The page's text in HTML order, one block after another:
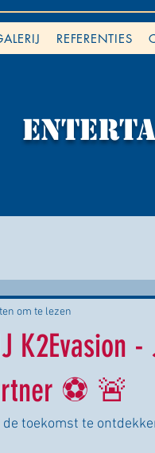
REFERENTIES
K2Evasion -
⚽ 🚨
om te lezen
toekomst te